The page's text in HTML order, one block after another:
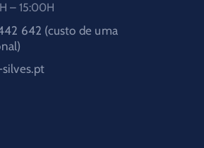
– 15:00H
642 (custo de uma
silves.pt